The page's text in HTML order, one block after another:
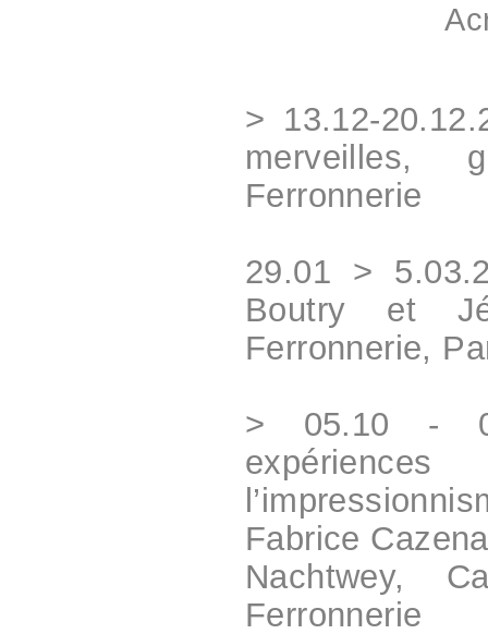
> 13.12-
merveilles,
Ferronnerie
29.01 >
Boutry et
Ferronnerie,
> 05.10 -
Fabrice
Nachtwey,
Ferronnerie